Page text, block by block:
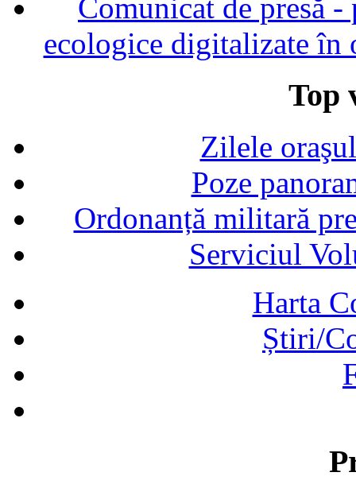
Comunicat de presă
ecologice digitalizate în
Top
Zilele
Poze
Ordonanță militară
Serviciul
Harta
Știri/